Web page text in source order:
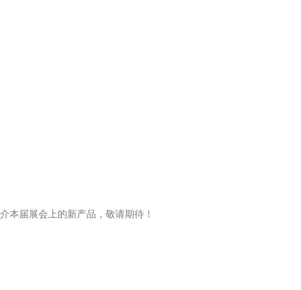
本届展会上的新产品，敬请期待！